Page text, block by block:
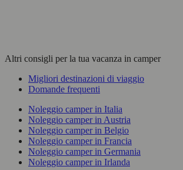
Altri consigli per la tua vacanza in camper
Migliori destinazioni di viaggio
Domande frequenti
Noleggio camper in Italia
Noleggio camper in Austria
Noleggio camper in Belgio
Noleggio camper in Francia
Noleggio camper in Germania
Noleggio camper in Irlanda